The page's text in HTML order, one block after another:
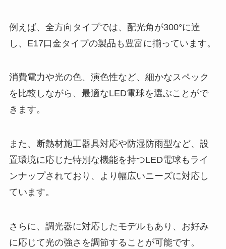
例えば、全方向タイプでは、配光角が300°に達
し、E17口金タイプの製品も豊富に揃っています。
消費電力や光の色、演色性など、細かなスペック
を比較しながら、最適なLED電球を選ぶことがで
きます。
また、断熱材施工器具対応や防湿防雨型など、設
置環境に応じた特別な機能を持つLED電球もライ
ンナップされており、より幅広いニーズに対応し
ています。
さらに、調光器に対応したモデルもあり、お好み
に応じて光の強さを調節することが可能です。